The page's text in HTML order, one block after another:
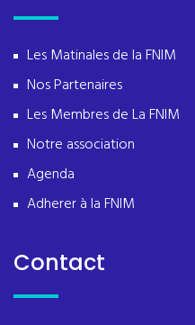
Les Matinales de la FNIM
Nos Partenaires
Les Membres de La FNIM
Notre association
Agenda
Adherer à la FNIM
Contact